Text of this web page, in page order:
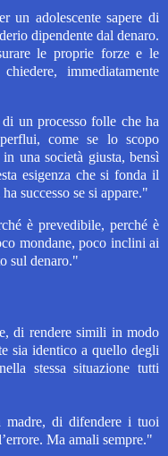
un adolescente sapere di
dipendente dal denaro.
le proprie forze e le
immediatamente
un processo folle che ha
come se lo scopo
una società giusta, bensì
esigenza che si fonda il
successo se si appare."
è prevedibile, perché è
mondane, poco inclini ai
sul denaro."
di rendere simili in modo
sia identico a quello degli
stessa situazione tutti
di difendere i tuoi
Ma amali sempre."